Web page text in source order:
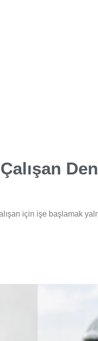
için işe başlamak